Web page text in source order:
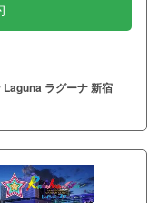
ラグーナ 新宿